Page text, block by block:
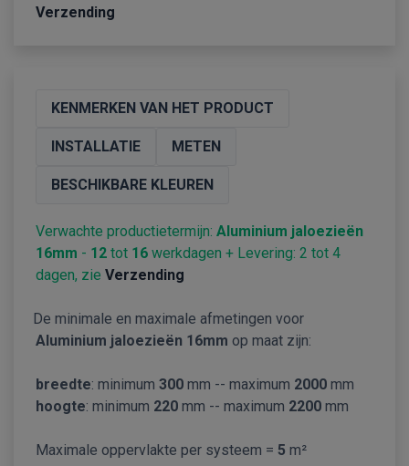
Verzending
KENMERKEN VAN HET PRODUCT
INSTALLATIE METEN
BESCHIKBARE KLEUREN
Verwachte productietermijn: Aluminium jaloezieën
16mm - 12 tot 16 werkdagen + Levering: 2 tot 4
dagen, zie Verzending
De minimale en maximale afmetingen voor
Aluminium jaloezieën 16mm op maat zijn:
breedte: minimum 300 mm -- maximum 2000 mm
hoogte: minimum 220 mm -- maximum 2200 mm
Maximale oppervlakte per systeem = 5 m²